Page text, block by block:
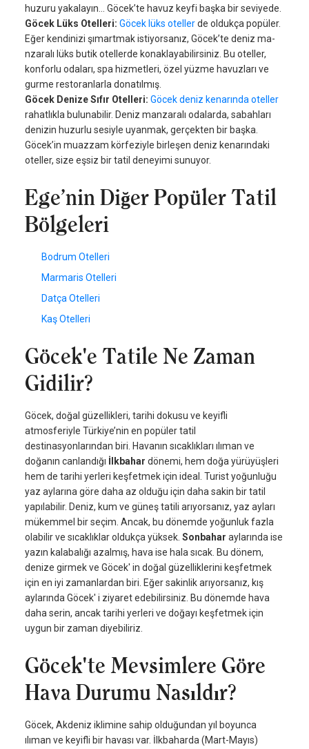
huzuru yakalayın… Göcek’te havuz keyfi başka bir seviyede.
Göcek Lüks Otelleri: Göcek lüks otellerde oldukça popüler.
Eğer kendinizi şımartmak istiyorsanız, Göcek’te deniz ma-
nzaralı lüks butik otellerde konaklayabilirsiniz. Bu oteller,
konforlu odaları, spa hizmetleri, özel yüzme havuzları ve
gurme restoranlarla donatılmış.
Göcek Denize Sıfır Otelleri: Göcek deniz kenarında oteller
rahatlıkla bulunabilir. Deniz manzaralı odalarda, sabahları
denizin huzurlu sesiyle uyanmak, gerçekten bir başka.
Göcek’in muazzam körfeziyle birleşen deniz kenarındaki
oteller, size eşsiz bir tatil deneyimi sunuyor.
Ege’nin Diğer Popüler Tatil
Bölgeleri
Bodrum Otelleri
Marmaris Otelleri
Datça Otelleri
Kaş Otelleri
Göcek'e Tatile Ne Zaman
Gidilir?
Göcek, doğal güzellikleri, tarihi dokusu ve keyifli
atmosferiyle Türkiye’nin en popüler tatil
destinasyonlarından biri. Havanın sıcaklıkları ılıman ve
doğanın canlandığı İlkbahar dönemi, hem doğa yürüyüşleri
hem de tarihi yerleri keşfetmek için ideal. Turist yoğunluğu
yaz aylarına göre daha az olduğu için daha sakin bir tatil
yapılabilir. Deniz, kum ve güneş tatili arıyorsanız, yaz ayları
mükemmel bir seçim. Ancak, bu dönemde yoğunluk fazla
olabilir ve sıcaklıklar oldukça yüksek. Sonbahar aylarında ise
yazın kalabalığı azalmış, hava ise hala sıcak. Bu dönem,
denize girmek ve Göcek' in doğal güzelliklerini keşfetmek
için en iyi zamanlardan biri. Eğer sakinlik arıyorsanız, kış
aylarında Göcek' i ziyaret edebilirsiniz. Bu dönemde hava
daha serin, ancak tarihi yerleri ve doğayı keşfetmek için
uygun bir zaman diyebiliriz.
Göcek'te Mevsimlere Göre
Hava Durumu Nasıldır?
Göcek, Akdeniz iklimine sahip olduğundan yıl boyunca
ılıman ve keyifli bir havası var. İlkbaharda (Mart-Mayıs)